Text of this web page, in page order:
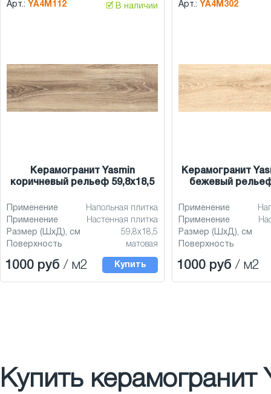
Арт.: YA4M112 🗹 В наличии
Керамогранит Yasmin
коричневый рельеф 59,8x18,5
Применение
Напольная плитка
Применение
Настенная плитка
Размер (ШхД), см
59,8x18,5
Поверхность
матовая
1000 руб / м2 Купить
Арт.: YA4M302
Керамогранит
бежевый
Применение
Применение
Размер (ШхД), см
Поверхность
1000 руб / м2
Купить керамогранит